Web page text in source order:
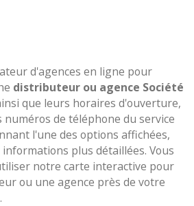
d'agences en ligne pour
distributeur ou agence Société
que leurs horaires d'ouverture,
numéros de téléphone du service
l'une des options affichées,
plus détaillées. Vous
notre carte interactive pour
ou une agence près de votre